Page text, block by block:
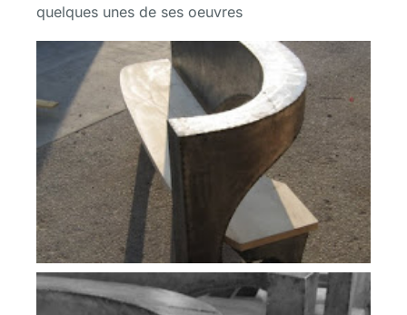
quelques unes de ses oeuvres